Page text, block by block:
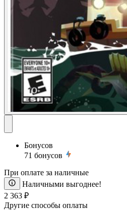
Бонусов
71 бонусов
При оплате за наличные
Наличными выгоднее!
2 363 ₽
Другие способы оплаты